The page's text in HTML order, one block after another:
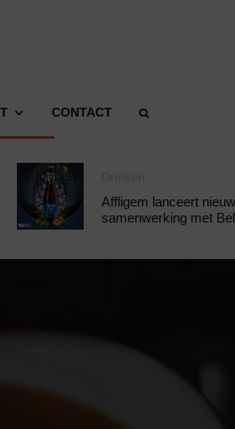
CONTACT
Affligem lanceert
samenwerking met